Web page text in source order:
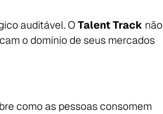
auditável. OTalent Track não
o domínio de seus mercados
como as pessoas consomem